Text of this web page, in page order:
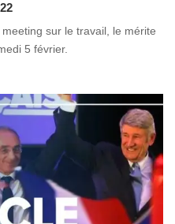
sur le travail, le mérite
5 février.